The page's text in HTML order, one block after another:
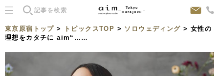
Tokyo
Harajuku
東京原宿トップ > トピックスTOP > ソロウェディング > 女性の
理想をカタチに aim“……